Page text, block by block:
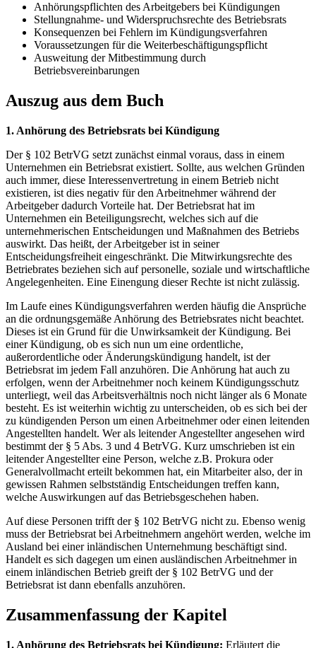
Anhörungspflichten des Arbeitgebers bei Kündigungen
Stellungnahme- und Widerspruchsrechte des Betriebsrats
Konsequenzen bei Fehlern im Kündigungsverfahren
Voraussetzungen für die Weiterbeschäftigungspflicht
Ausweitung der Mitbestimmung durch
Betriebsvereinbarungen
Auszug aus dem Buch
1. Anhörung des Betriebsrats bei Kündigung
Der § 102 BetrVG setzt zunächst einmal voraus, dass in einem
Unternehmen ein Betriebsrat existiert. Sollte, aus welchen Gründen
auch immer, diese Interessenvertretung in einem Betrieb nicht
existieren, ist dies negativ für den Arbeitnehmer während der
Arbeitgeber dadurch Vorteile hat. Der Betriebsrat hat im
Unternehmen ein Beteiligungsrecht, welches sich auf die
unternehmerischen Entscheidungen und Maßnahmen des Betriebs
auswirkt. Das heißt, der Arbeitgeber ist in seiner
Entscheidungsfreiheit eingeschränkt. Die Mitwirkungsrechte des
Betriebrates beziehen sich auf personelle, soziale und wirtschaftliche
Angelegenheiten. Eine Einengung dieser Rechte ist nicht zulässig.
Im Laufe eines Kündigungsverfahren werden häufig die Ansprüche
an die ordnungsgemäße Anhörung des Betriebsrates nicht beachtet.
Dieses ist ein Grund für die Unwirksamkeit der Kündigung. Bei
einer Kündigung, ob es sich nun um eine ordentliche,
außerordentliche oder Änderungskündigung handelt, ist der
Betriebsrat im jedem Fall anzuhören. Die Anhörung hat auch zu
erfolgen, wenn der Arbeitnehmer noch keinem Kündigungsschutz
unterliegt, weil das Arbeitsverhältnis noch nicht länger als 6 Monate
besteht. Es ist weiterhin wichtig zu unterscheiden, ob es sich bei der
zu kündigenden Person um einen Arbeitnehmer oder einen leitenden
Angestellten handelt. Wer als leitender Angestellter angesehen wird
bestimmt der § 5 Abs. 3 und 4 BetrVG. Kurz umschrieben ist ein
leitender Angestellter eine Person, welche z.B. Prokura oder
Generalvollmacht erteilt bekommen hat, ein Mitarbeiter also, der in
gewissen Rahmen selbstständig Entscheidungen treffen kann,
welche Auswirkungen auf das Betriebsgeschehen haben.
Auf diese Personen trifft der § 102 BetrVG nicht zu. Ebenso wenig
muss der Betriebsrat bei Arbeitnehmern angehört werden, welche im
Ausland bei einer inländischen Unternehmung beschäftigt sind.
Handelt es sich dagegen um einen ausländischen Arbeitnehmer in
einem inländischen Betrieb greift der § 102 BetrVG und der
Betriebsrat ist dann ebenfalls anzuhören.
Zusammenfassung der Kapitel
1. Anhörung des Betriebsrats bei Kündigung: Erläutert die